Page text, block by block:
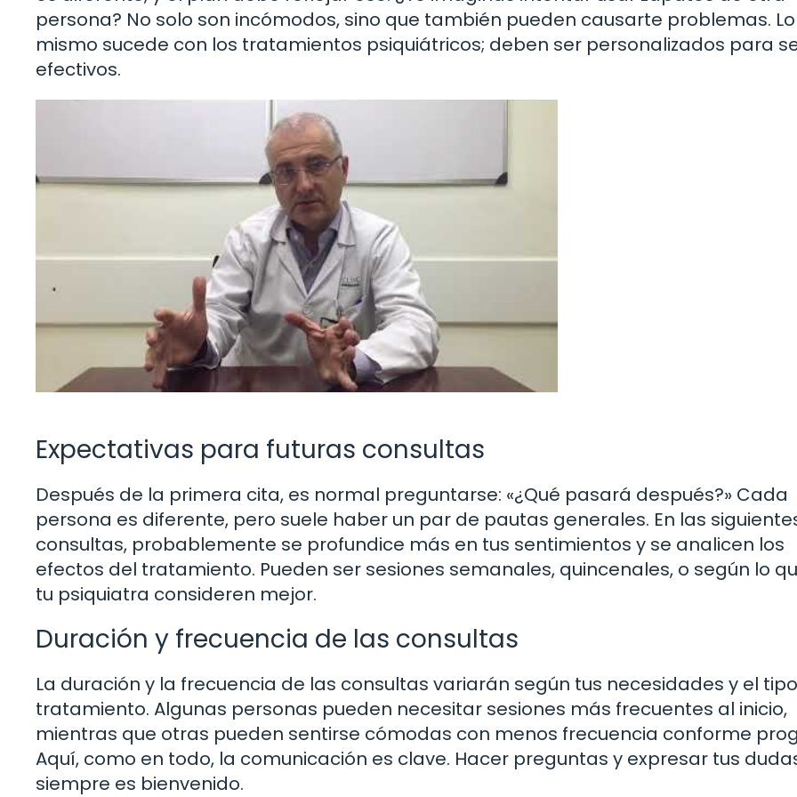
persona? No solo son incómodos, sino que también pueden causarte problemas. Lo
mismo sucede con los tratamientos psiquiátricos; deben ser personalizados para
efectivos.
Expectativas para futuras consultas
Después de la primera cita, es normal preguntarse: «¿Qué pasará después?» Cada
persona es diferente, pero suele haber un par de pautas generales. En las
consultas, probablemente se profundice más en tus sentimientos y se analicen los
efectos del tratamiento. Pueden ser sesiones semanales, quincenales, o según lo
tu psiquiatra consideren mejor.
Duración y frecuencia de las consultas
La duración y la frecuencia de las consultas variarán según tus necesidades y el
tratamiento. Algunas personas pueden necesitar sesiones más frecuentes al inicio,
mientras que otras pueden sentirse cómodas con menos frecuencia conforme
Aquí, como en todo, la comunicación es clave. Hacer preguntas y expresar tus
siempre es bienvenido.